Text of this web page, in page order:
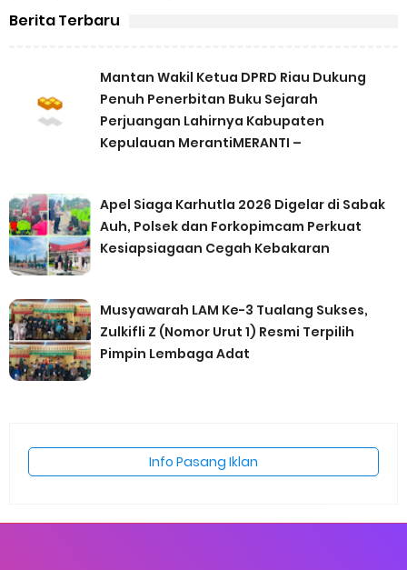
Berita Terbaru
Mantan Wakil Ketua DPRD Riau Dukung
Penuh Penerbitan Buku Sejarah
Perjuangan Lahirnya Kabupaten
Kepulauan MerantiMERANTI –
Apel Siaga Karhutla 2026 Digelar di Sabak
Auh, Polsek dan Forkopimcam Perkuat
Kesiapsiagaan Cegah Kebakaran
Musyawarah LAM Ke-3 Tualang Sukses,
Zulkifli Z (Nomor Urut 1) Resmi Terpilih
Pimpin Lembaga Adat
Info Pasang Iklan